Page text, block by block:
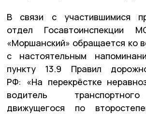
В связи с участившимися
отдел Госавтоинспекции
«Моршанский» обращается ко
с настоятельным
пункту 13.9 Правил
РФ: «На перекрёстке
водитель
движущегося по